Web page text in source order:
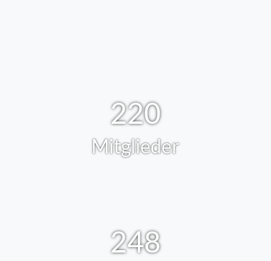
220
Mitglieder
248